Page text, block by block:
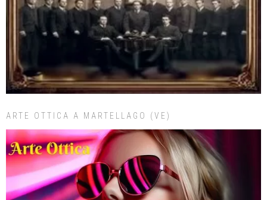
ARTE OTTICA A MARTELLAGO (VE)